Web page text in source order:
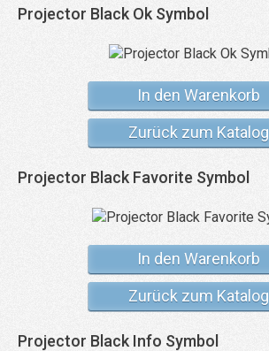
Projector Black Ok Symbol
In den Warenkorb
Zurück zum Katalog
Projector Black Favorite Symbol
In den Warenkorb
Zurück zum Katalog
Projector Black Info Symbol